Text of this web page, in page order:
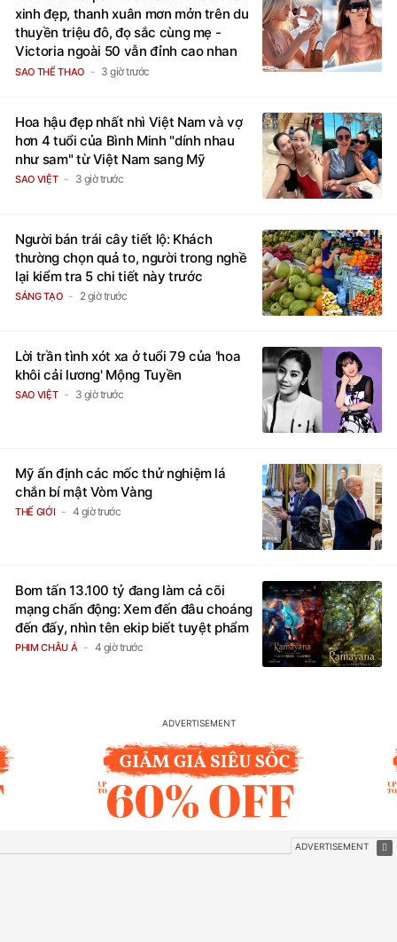
xinh đẹp, thanh xuân mơn mởn trên du
thuyền triệu đô, đọ sắc cùng mẹ -
Victoria ngoài 50 vẫn đỉnh cao nhan
sắc
SAO THỂ THAO 3 giờ trước
Hoa hậu đẹp nhất nhì Việt Nam và vợ
hơn 4 tuổi của Bình Minh "dính nhau
như sam" từ Việt Nam sang Mỹ
SAO VIỆT 3 giờ trước
Người bán trái cây tiết lộ: Khách
thường chọn quả to, người trong nghề
lại kiểm tra 5 chi tiết này trước
SÁNG TẠO 2 giờ trước
Lời trần tình xót xa ở tuổi 79 của 'hoa
khôi cải lương' Mộng Tuyền
SAO VIỆT 3 giờ trước
Mỹ ấn định các mốc thử nghiệm lá
chắn bí mật Vòm Vàng
THẾ GIỚI 4 giờ trước
Bom tấn 13.100 tỷ đang làm cả cõi
mạng chấn động: Xem đến đâu choáng
đến đấy, nhìn tên ekip biết tuyệt phẩm
PHIM CHÂU Á 4 giờ trước